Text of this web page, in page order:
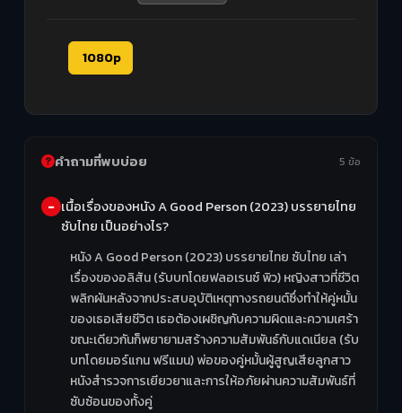
1080p
คำถามที่พบบ่อย 5 ข้อ
เนื้อเรื่องของหนัง A Good Person (2023) บรรยายไทย
ซับไทย เป็นอย่างไร?
หนัง A Good Person (2023) บรรยายไทย ซับไทย เล่า
เรื่องของอลิสัน (รับบทโดยฟลอเรนซ์ พิว) หญิงสาวที่ชีวิต
พลิกผันหลังจากประสบอุบัติเหตุทางรถยนต์ซึ่งทำให้คู่หมั้น
ของเธอเสียชีวิต เธอต้องเผชิญกับความผิดและความเศร้า
ขณะเดียวกันก็พยายามสร้างความสัมพันธ์กับแดเนียล (รับ
บทโดยมอร์แกน ฟรีแมน) พ่อของคู่หมั้นผู้สูญเสียลูกสาว
หนังสำรวจการเยียวยาและการให้อภัยผ่านความสัมพันธ์ที่
ซับซ้อนของทั้งคู่